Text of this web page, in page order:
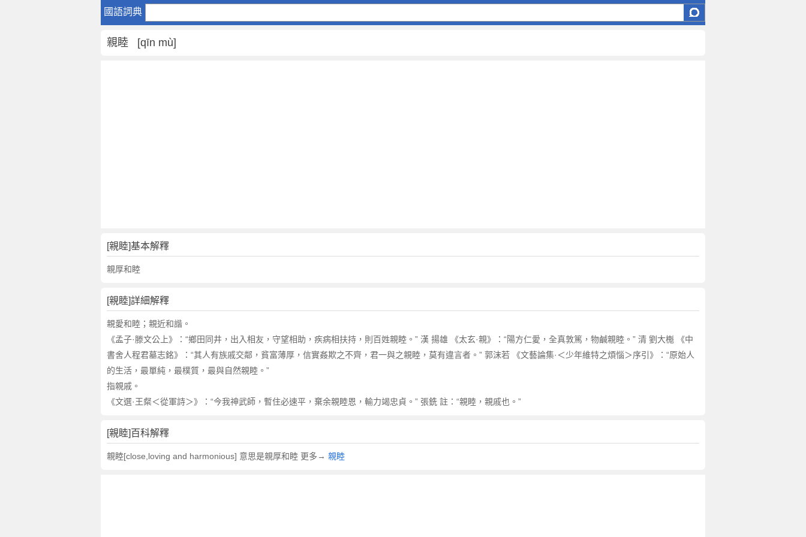
國語詞典
親
是
什
反
義
詞
義
詞
親
睦
的
意
思
睦
英
親睦 [qīn mù]
[親睦]基本解釋
親厚和睦
[親睦]詳細解釋
親愛和睦；親近和諧。
《孟子·滕文公上》：“鄉田同井，出入相友，守望相助，疾病相扶持，則百姓親睦。” 漢 揚雄 《太玄·親》：“陽方仁愛，全真敦篤，物鹹親睦。” 清 劉大櫆 《中
書舍人程君墓志銘》：“其人有族戚交鄰，貧富薄厚，信實姦欺之不齊，君一與之親睦，莫有違言者。” 郭沫若 《文藝論集·＜少年維特之煩惱＞序引》：“原始人
的生活，最單純，最樸質，最與自然親睦。”
指親戚。
《文選·王粲＜從軍詩＞》：“今我神武師，暫住必速平，棄余親睦恩，輸力竭忠貞。” 張銑 註：“親睦，親戚也。”
[親睦]百科解釋
親睦[close,loving and harmonious] 意思是親厚和睦 更多→ 親睦